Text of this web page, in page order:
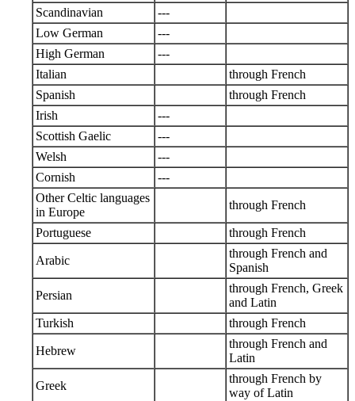
Scandinavian
---
Low German
---
High German
---
Italian
through French
Spanish
through French
Irish
---
Scottish Gaelic
---
Welsh
---
Cornish
---
Other Celtic languages
in Europe
through French
Portuguese through French
Arabic
through French and
Spanish
Persian
through French, Greek
and Latin
Turkish
through French
Hebrew
through French and
Latin
Greek
through French by
way of Latin